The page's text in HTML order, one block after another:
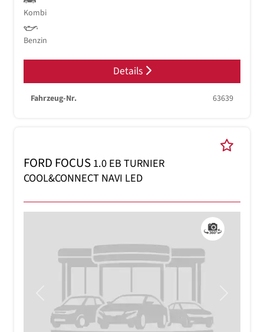
Kombi
Benzin
Details
Fahrzeug-Nr. 63639
FORD FOCUS1.0 EB TURNIER
COOL&CONNECT NAVI LED
Previous